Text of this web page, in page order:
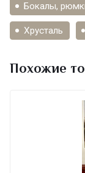
Бокалы,
Хрусталь
Похожие